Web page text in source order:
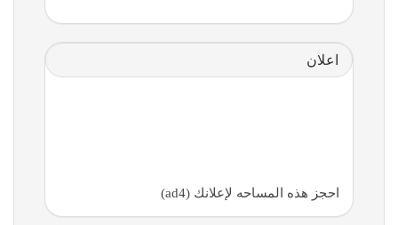
اعلان
احجز هذه المساحه لإعلانك (ad4)